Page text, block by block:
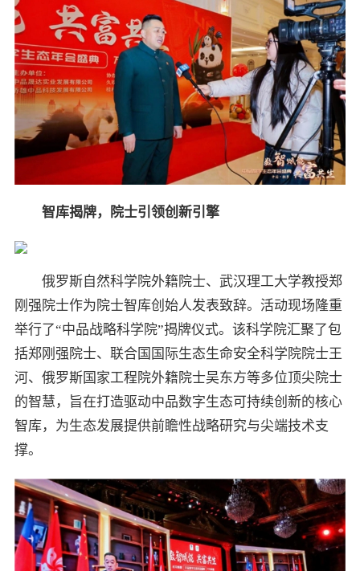
智库揭牌，院士引领创新引擎
俄罗斯自然科学院外籍院士、武汉理工大学教授郑
刚强院士作为院士智库创始人发表致辞。活动现场隆重
举行了“中品战略科学院”揭牌仪式。该科学院汇聚了包
括郑刚强院士、联合国国际生态生命安全科学院院士王
河、俄罗斯国家工程院外籍院士吴东方等多位顶尖院士
的智慧，旨在打造驱动中品数字生态可持续创新的核心
智库，为生态发展提供前瞻性战略研究与尖端技术支
撑。